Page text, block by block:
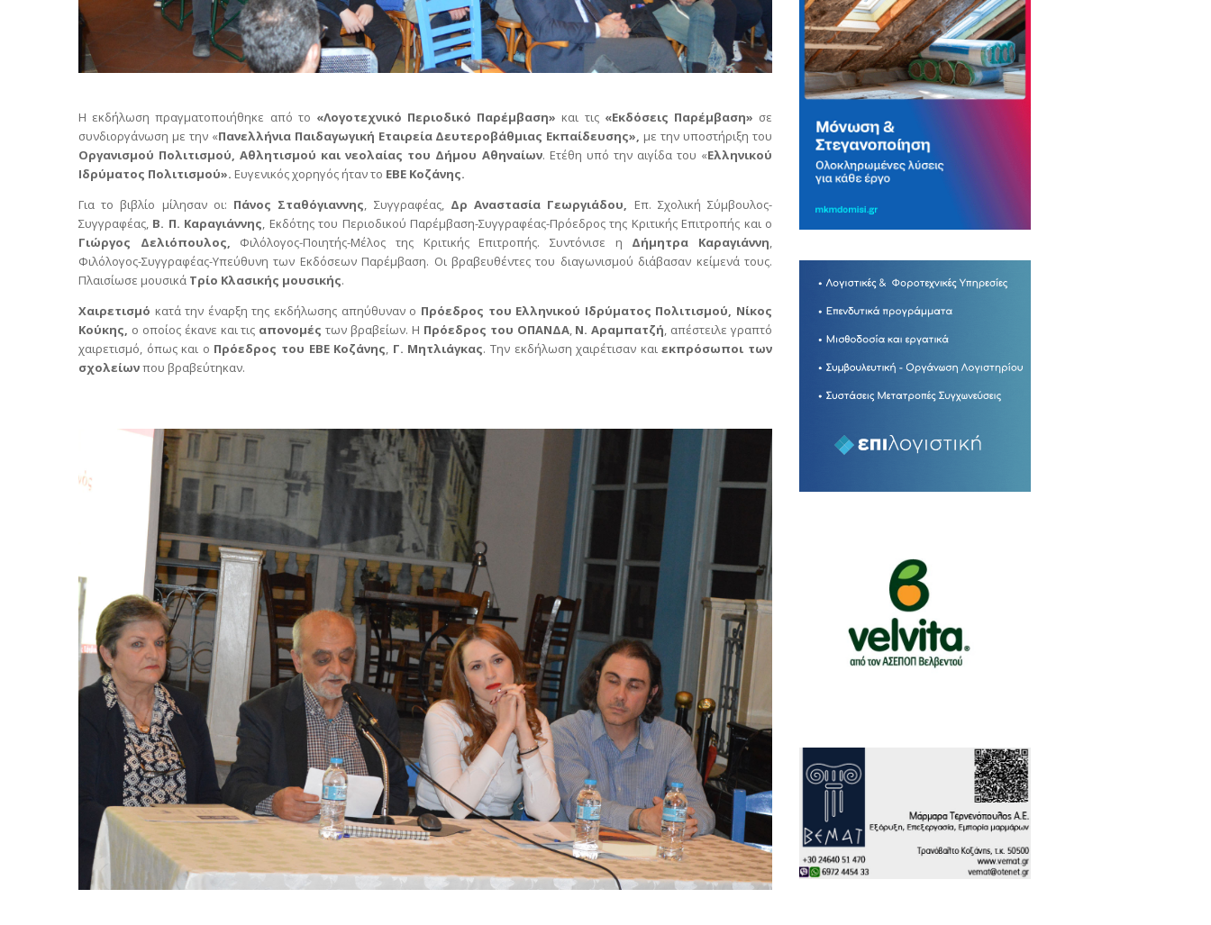
Η εκδήλωση πραγματοποιήθηκε από το «Λογοτεχνικό Περιοδικό Παρέμβαση» και τις «Εκδόσεις Παρέμβαση» σε
συνδιοργάνωση με την «Πανελλήνια Παιδαγωγική Εταιρεία Δευτεροβάθμιας Εκπαίδευσης», με την υποστήριξη του
Οργανισμού Πολιτισμού, Αθλητισμού και νεολαίας του Δήμου Αθηναίων. Ετέθη υπό την αιγίδα του «Ελληνικού
Ιδρύματος Πολιτισμού». Ευγενικός χορηγός ήταν το ΕΒΕ Κοζάνης.
Για το βιβλίο μίλησαν οι: Πάνος Σταθόγιαννης, Συγγραφέας, Δρ Αναστασία Γεωργιάδου, Επ. Σχολική Σύμβουλος-
Συγγραφέας, Β. Π. Καραγιάννης, Εκδότης του Περιοδικού Παρέμβαση-Συγγραφέας-Πρόεδρος της Κριτικής Επιτροπής και ο
Γιώργος Δελιόπουλος, Φιλόλογος-Ποιητής-Μέλος της Κριτικής Επιτροπής. Συντόνισε η Δήμητρα Καραγιάννη,
Φιλόλογος-Συγγραφέας-Υπεύθυνη των Εκδόσεων Παρέμβαση. Οι βραβευθέντες του διαγωνισμού διάβασαν κείμενά τους.
Πλαισίωσε μουσικά Τρίο Κλασικής μουσικής.
Χαιρετισμό κατά την έναρξη της εκδήλωσης απηύθυναν ο Πρόεδρος του Ελληνικού Ιδρύματος Πολιτισμού, Νίκος
Κούκης, ο οποίος έκανε και τις απονομέςτων βραβείων. Η Πρόεδρος του ΟΠΑΝΔΑ, Ν. Αραμπατζή, απέστειλε γραπτό
χαιρετισμό, όπως και ο Πρόεδρος του ΕΒΕ Κοζάνης, Γ. Μητλιάγκας. Την εκδήλωση χαιρέτισαν καιεκπρόσωποι των
σχολείωνπου βραβεύτηκαν.